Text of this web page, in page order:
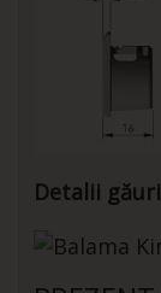
Detalii